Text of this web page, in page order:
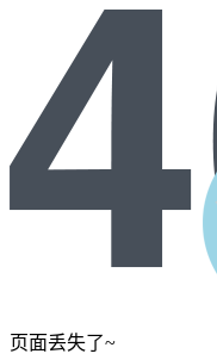
页面丢失了~